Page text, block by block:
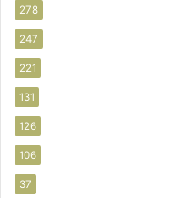
278
247
221
131
126
106
37